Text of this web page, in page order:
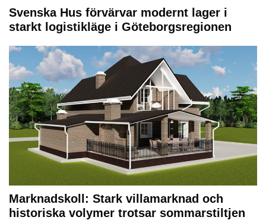
Svenska Hus förvärvar modernt lager i
starkt logistikläge i Göteborgsregionen
Marknadskoll: Stark villamarknad och
historiska volymer trotsar sommarstiltjen